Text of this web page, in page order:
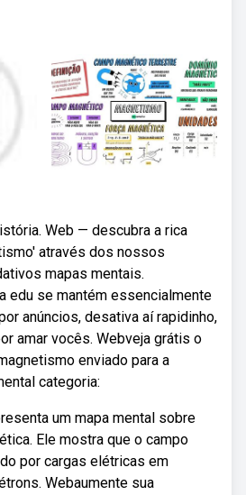
Web — descubra a rica
através dos nossos
mapas mentais.
edu se mantém essencialmente
anúncios, desativa aí rapidinho,
amar vocês. Webveja grátis o
enviado para a
categoria:
um mapa mental sobre
Ele mostra que o campo
por cargas elétricas em
Webaumente sua